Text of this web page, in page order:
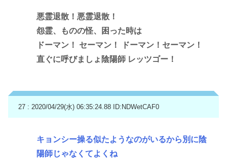
悪霊退散！悪霊退散！
怨霊、ものの怪、困った時は
ドーマン！ セーマン！ ドーマン！セーマン！
直ぐに呼びましょ陰陽師 レッツゴー！
27 : 2020/04/29(水) 06:35:24.88 ID:NDWetCAF0
キョンシー操る似たようなのがいるから別に陰
陽師じゃなくてよくね